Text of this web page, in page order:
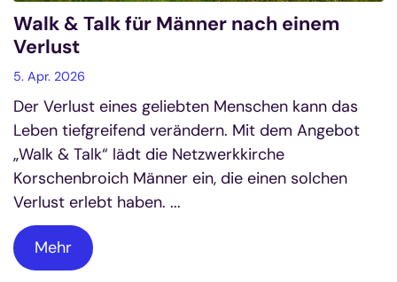
Walk & Talk für Männer nach einem
Verlust
5. Apr. 2026
Der Verlust eines geliebten Menschen kann das
Leben tiefgreifend verändern. Mit dem Angebot
„Walk & Talk“ lädt die Netzwerkkirche
Korschenbroich Männer ein, die einen solchen
Verlust erlebt haben. ...
Mehr